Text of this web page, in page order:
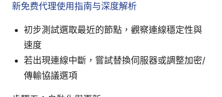
新免费代理使用指南与深度解析
初步測試選取最近的節點，觀察連線穩定性與
速度
若出現連線中斷，嘗試替換伺服器或調整加密/
傳輸協議選項